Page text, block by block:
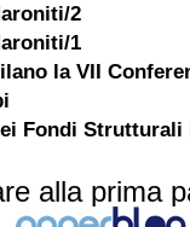
2
1
la VII
Fondi Strutturali
alla prima